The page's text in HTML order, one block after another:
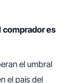
comprador es
el umbral
el país del